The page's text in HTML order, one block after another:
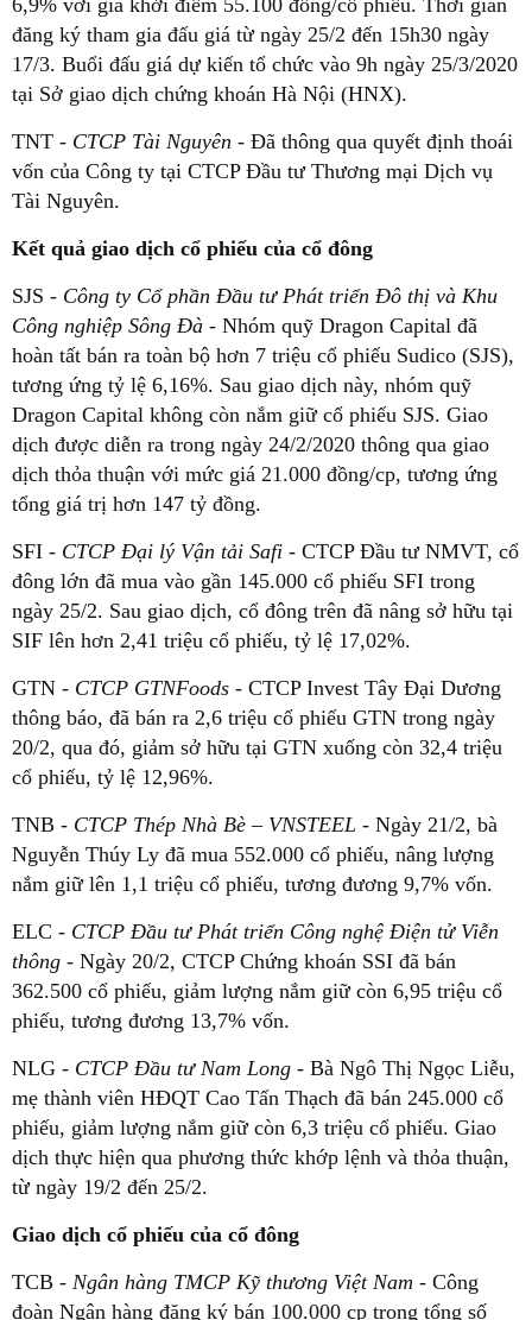
6,9% với giá khởi điểm 55.100 đồng/cổ phiếu. Thời gian
đăng ký tham gia đấu giá từ ngày 25/2 đến 15h30 ngày
17/3. Buổi đấu giá dự kiến tổ chức vào 9h ngày 25/3/2020
tại Sở giao dịch chứng khoán Hà Nội (HNX).
TNT - CTCP Tài Nguyên - Đã thông qua quyết định thoái
vốn của Công ty tại CTCP Đầu tư Thương mại Dịch vụ
Tài Nguyên.
Kết quả giao dịch cổ phiếu của cổ đông
SJS - Công ty Cổ phần Đầu tư Phát triển Đô thị và Khu
Công nghiệp Sông Đà - Nhóm quỹ Dragon Capital đã
hoàn tất bán ra toàn bộ hơn 7 triệu cổ phiếu Sudico (SJS),
tương ứng tỷ lệ 6,16%. Sau giao dịch này, nhóm quỹ
Dragon Capital không còn nắm giữ cổ phiếu SJS. Giao
dịch được diễn ra trong ngày 24/2/2020 thông qua giao
dịch thỏa thuận với mức giá 21.000 đồng/cp, tương ứng
tổng giá trị hơn 147 tỷ đồng.
SFI - CTCP Đại lý Vận tải Safi - CTCP Đầu tư NMVT, cổ
đông lớn đã mua vào gần 145.000 cổ phiếu SFI trong
ngày 25/2. Sau giao dịch, cổ đông trên đã nâng sở hữu tại
SIF lên hơn 2,41 triệu cổ phiếu, tỷ lệ 17,02%.
GTN - CTCP GTNFoods - CTCP Invest Tây Đại Dương
thông báo, đã bán ra 2,6 triệu cổ phiếu GTN trong ngày
20/2, qua đó, giảm sở hữu tại GTN xuống còn 32,4 triệu
cổ phiếu, tỷ lệ 12,96%.
TNB - CTCP Thép Nhà Bè – VNSTEEL - Ngày 21/2, bà
Nguyễn Thúy Ly đã mua 552.000 cổ phiếu, nâng lượng
nắm giữ lên 1,1 triệu cổ phiếu, tương đương 9,7% vốn.
ELC - CTCP Đầu tư Phát triển Công nghệ Điện tử Viễn
thông - Ngày 20/2, CTCP Chứng khoán SSI đã bán
362.500 cổ phiếu, giảm lượng nắm giữ còn 6,95 triệu cổ
phiếu, tương đương 13,7% vốn.
NLG - CTCP Đầu tư Nam Long - Bà Ngô Thị Ngọc Liễu,
mẹ thành viên HĐQT Cao Tấn Thạch đã bán 245.000 cổ
phiếu, giảm lượng nắm giữ còn 6,3 triệu cổ phiếu. Giao
dịch thực hiện qua phương thức khớp lệnh và thỏa thuận,
từ ngày 19/2 đến 25/2.
Giao dịch cổ phiếu của cổ đông
TCB - Ngân hàng TMCP Kỹ thương Việt Nam - Công
đoàn Ngân hàng đăng ký bán 100.000 cp trong tổng số